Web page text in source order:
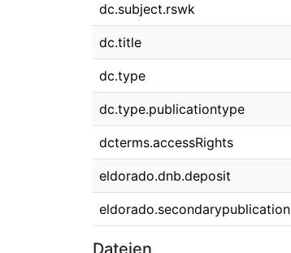
dc.subject.rswk
dc.title
dc.type
dc.type.publicationtype
dcterms.accessRights
eldorado.dnb.deposit
eldorado.secondarypublication
Dateien